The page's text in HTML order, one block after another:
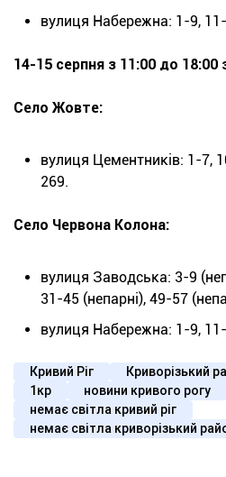
вулиця Набережна: 1-9,
14-15 серпня з 11:00 до 18:00
Село Жовте:
вулиця Цементників: 1-7,
269.
Село Червона Колона:
вулиця Заводська: 3-9
31-45 (непарні), 49-57
вулиця Набережна: 1-9,
Кривий Ріг Криворізький
1кр
новини кривого рогу
немає світла кривий ріг
немає світла криворізький